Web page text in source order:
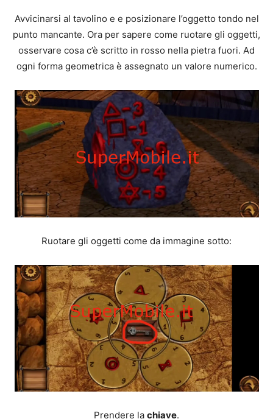
Avvicinarsi al tavolino e e posizionare l’oggetto tondo nel
punto mancante. Ora per sapere come ruotare gli oggetti,
osservare cosa c’è scritto in rosso nella pietra fuori. Ad
ogni forma geometrica è assegnato un valore numerico.
Ruotare gli oggetti come da immagine sotto:
Prendere la chiave.